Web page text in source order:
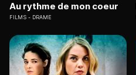
Au rythme de mon coeur
FILMS DRAME